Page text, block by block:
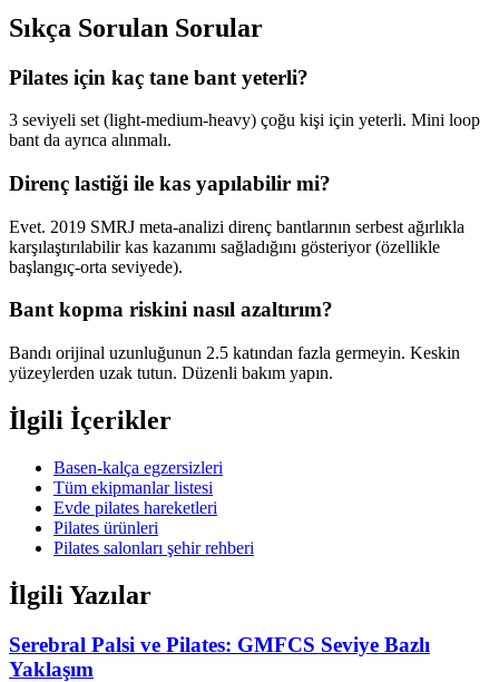
Sıkça Sorulan Sorular
Pilates için kaç tane bant yeterli?
3 seviyeli set (light-medium-heavy) çoğu kişi için yeterli. Mini loop
bant da ayrıca alınmalı.
Direnç lastiği ile kas yapılabilir mi?
Evet. 2019 SMRJ meta-analizi direnç bantlarının serbest ağırlıkla
karşılaştırılabilir kas kazanımı sağladığını gösteriyor (özellikle
başlangıç-orta seviyede).
Bant kopma riskini nasıl azaltırım?
Bandı orijinal uzunluğunun 2.5 katından fazla germeyin. Keskin
yüzeylerden uzak tutun. Düzenli bakım yapın.
İlgili İçerikler
Basen-kalça egzersizleri
Tüm ekipmanlar listesi
Evde pilates hareketleri
Pilates ürünleri
Pilates salonları şehir rehberi
İlgili Yazılar
Serebral Palsi ve Pilates: GMFCS Seviye Bazlı
Yaklaşım